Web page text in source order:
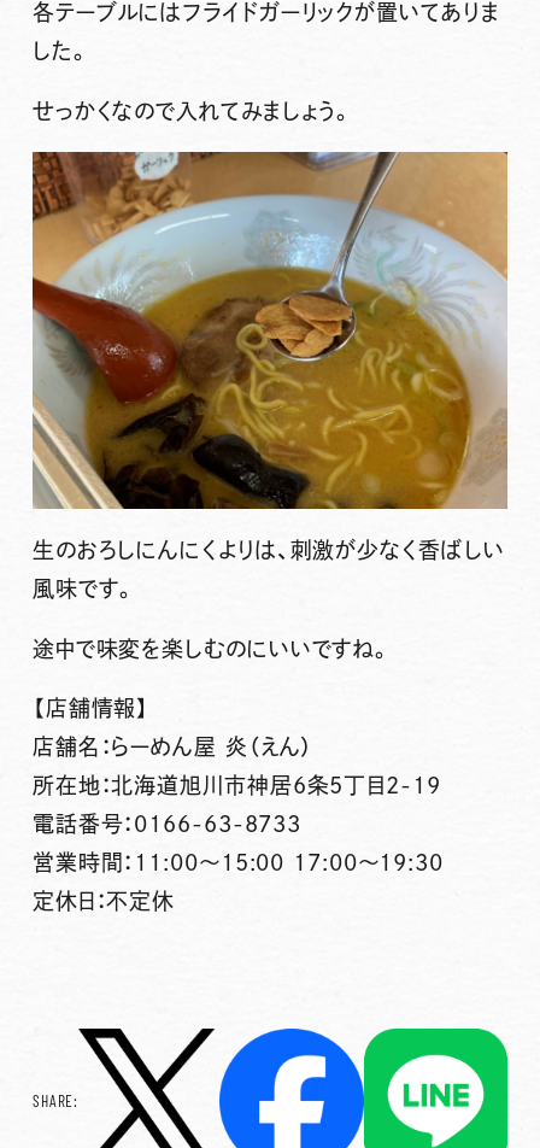
各テーブルにはフライドガーリックが置いてありま
した。
せっかくなので入れてみましょう。
生のおろしにんにくよりは、刺激が少なく香ばしい
風味です。
途中で味変を楽しむのにいいですね。
【店舗情報】
店舗名：らーめん屋 炎（えん）
所在地：北海道旭川市神居6条5丁目2-19
電話番号：0166-63-8733
営業時間：11:00～15:00 17:00～19:30
定休日：不定休
SHARE: